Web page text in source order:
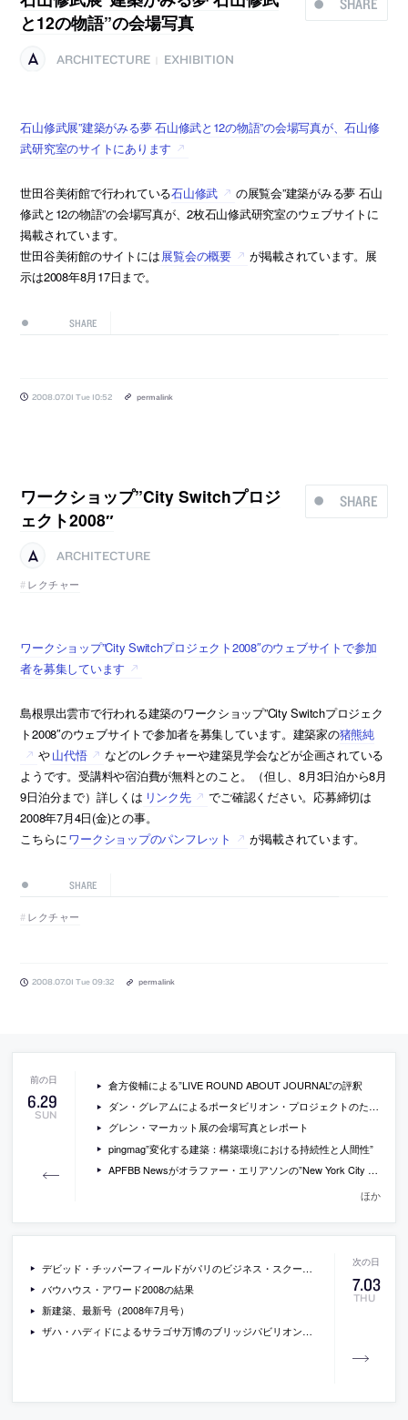
SHARE
と12の物語”の会場写真
ARCHITECTURE EXHIBITION
石山修武展”建築がみる夢 石山修武と12の物語”の会場写真が、石山修
武研究室のサイトにあります
世田谷美術館で行われている石山修武
の展覧会”建築がみる夢 石山
修武と12の物語”の会場写真が、2枚石山修武研究室のウェブサイトに
掲載されています。
世田谷美術館のサイトには 展覧会の概要
が掲載されています。展
示は2008年8月17日まで。
SHARE
2008.07.01 Tue 10:52 permalink
SHARE
ワークショップ”City Switchプロジ
ェクト2008″
ARCHITECTURE
レクチャー
ワークショップ”City Switchプロジェクト2008″のウェブサイトで参加
者を募集しています
島根県出雲市で行われる建築のワークショップ”City Switchプロジェク
ト2008″のウェブサイトで参加者を募集しています。建築家の猪熊純
や山代悟
などのレクチャーや建築見学会などが企画されている
ようです。受講料や宿泊費が無料とのこと。（但し、8月3日泊から8月
9日泊分まで）詳しくは リンク先
でご確認ください。応募締切は
2008年7月4日(金)との事。
こちらにワークショップのパンフレット が掲載されています。
SHARE
レクチャー
2008.07.01 Tue 09:32 permalink
6.29
SUN
倉方俊輔による”LIVE ROUND ABOUT JOURNAL”の評釈
ダン・グレアムによるポータビリオン・プロジェクトのための作品
グレン・マーカット展の会場写真とレポート
pingmag”変化する建築：構築環境における持続性と人間性”
APFBB Newsがオラファー・エリアソンの”New York City Waterfalls”を特集
ほか
7.03
THU
デビッド・チッパーフィールドがパリのビジネス・スクールのコンペに勝利
バウハウス・アワード2008の結果
新建築、最新号（2008年7月号）
ザハ・ハディドによるサラゴサ万博のブリッジパビリオンのCGアニメーション